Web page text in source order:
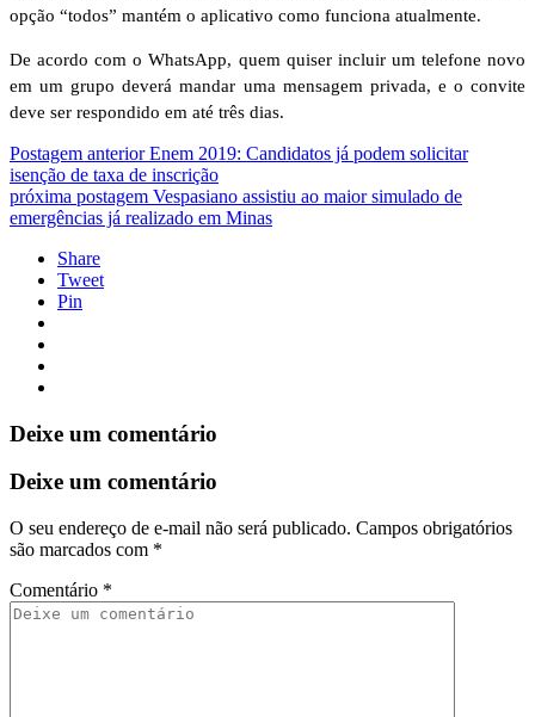
opção “todos” mantém o aplicativo como funciona atualmente.
De acordo com o WhatsApp, quem quiser incluir um telefone novo
em um grupo deverá mandar uma mensagem privada, e o convite
deve ser respondido em até três dias.
Postagem anterior Enem 2019: Candidatos já podem solicitar
isenção de taxa de inscrição
próxima postagem Vespasiano assistiu ao maior simulado de
emergências já realizado em Minas
Share
Tweet
Pin
Deixe um comentário
Deixe um comentário
O seu endereço de e-mail não será publicado. Campos obrigatórios
são marcados com *
Comentário *